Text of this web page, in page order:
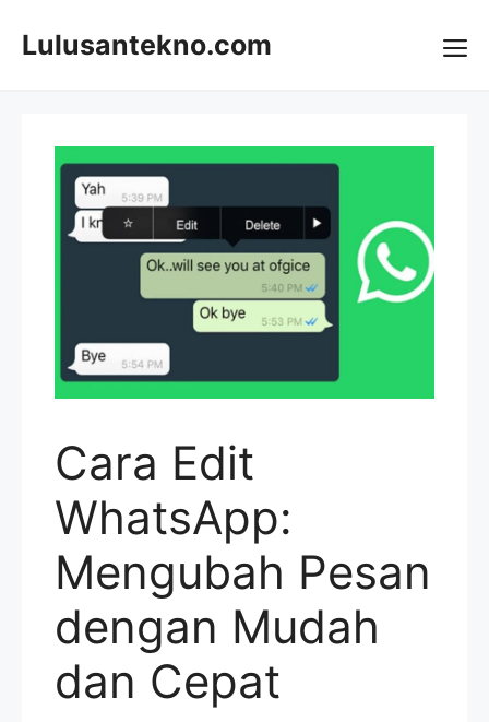
Lulusantekno.com
Cara Edit
WhatsApp:
Mengubah Pesan
dengan Mudah
dan Cepat